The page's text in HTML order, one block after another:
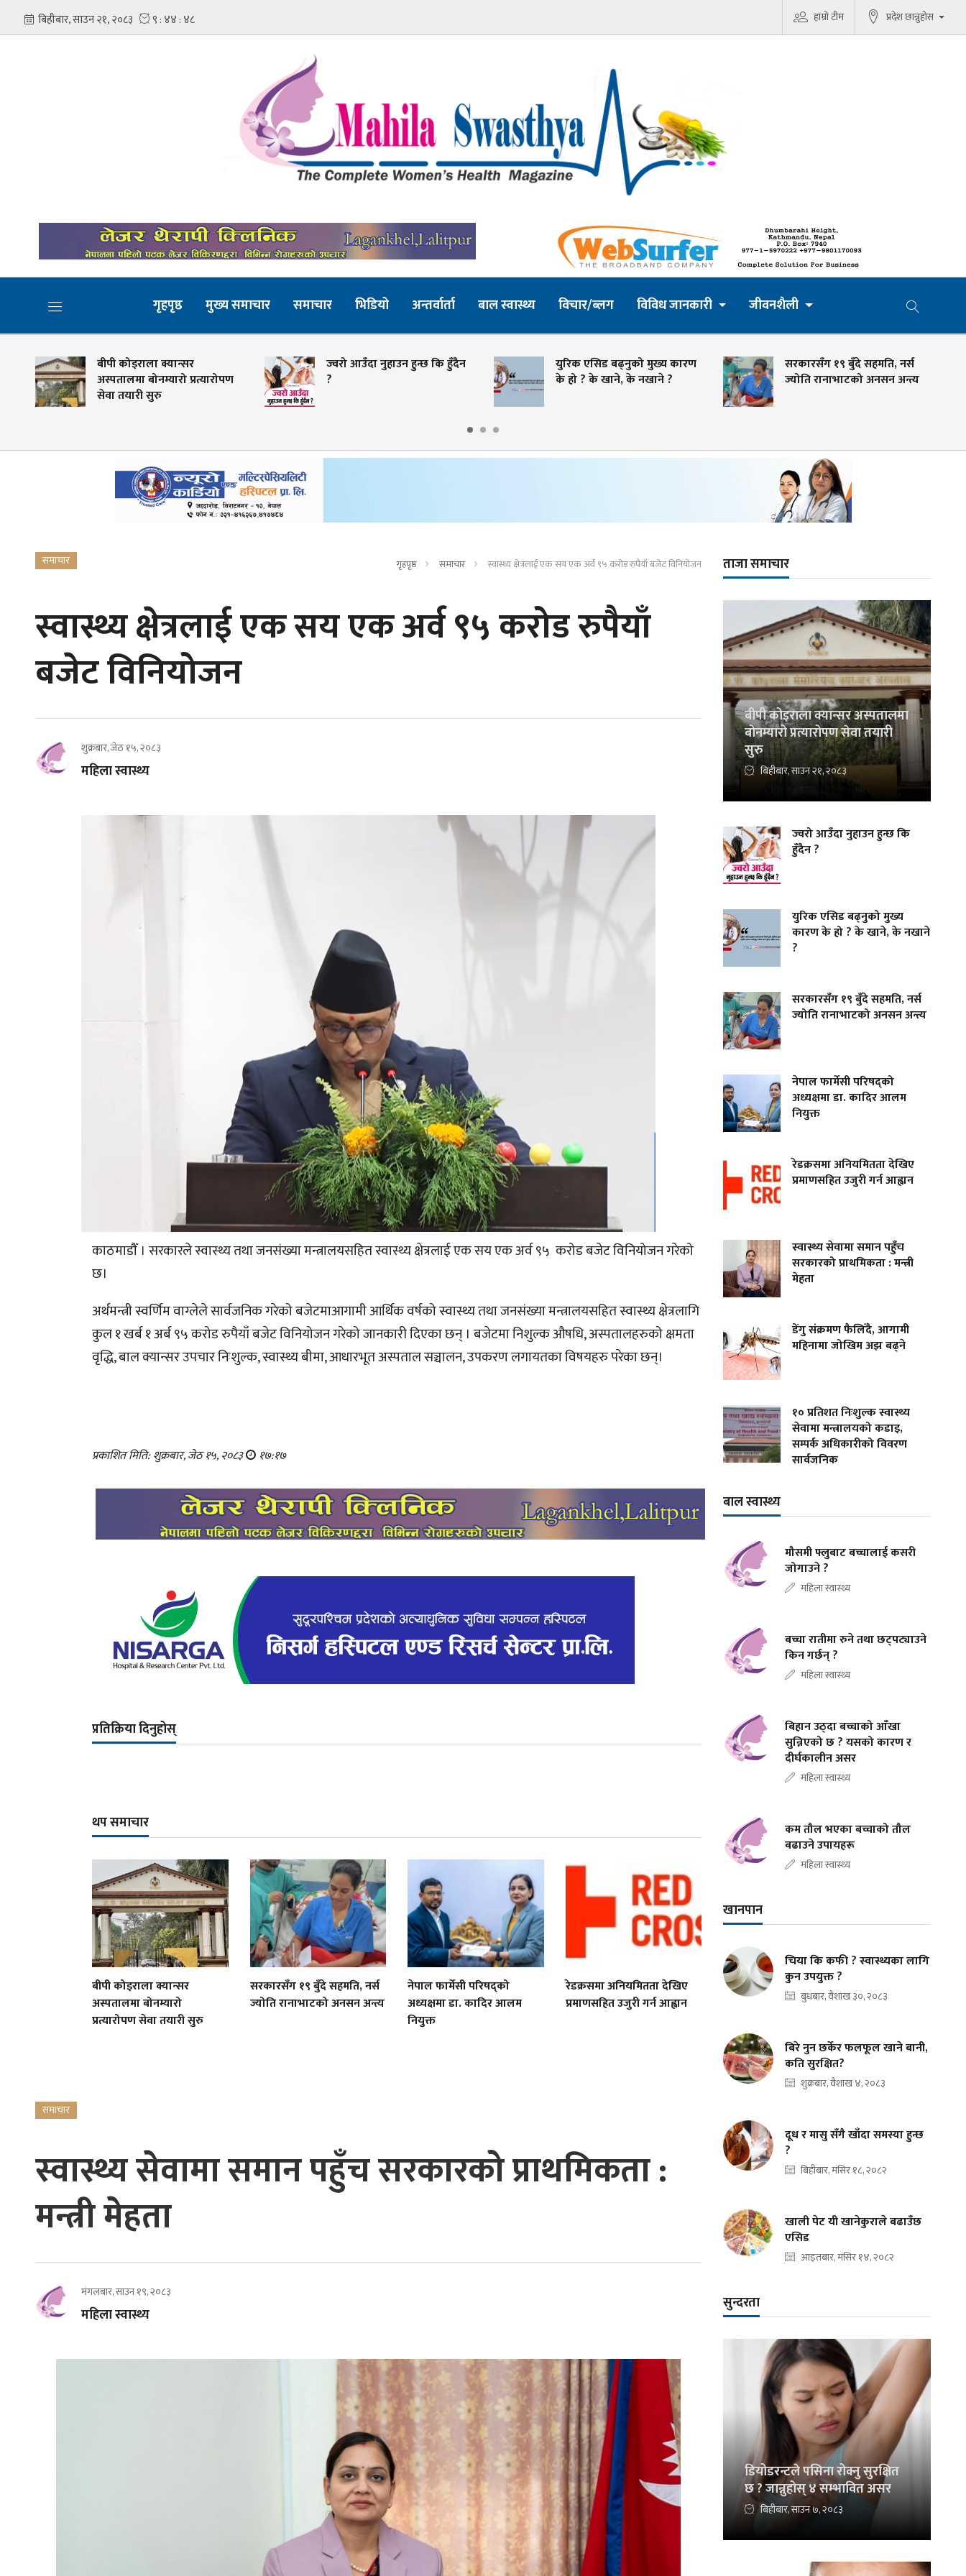
हाम्रो टीम प्रदेश छान्नुहोस
गृहपृष्ठ मुख्य समाचार समाचार भिडियो अन्तर्वार्ता बाल स्वास्थ्य विचार/ब्लग विविध जानकारी जीवनशैली
बीपी कोइराला क्यान्सर
अस्पतालमा बोनम्यारो प्रत्यारोपण
सेवा तयारी सुरु
ज्वरो आउँदा नुहाउन हुन्छ कि हुँदैन
?
युरिक एसिड बढ्नुको मुख्य कारण
के हो ? के खाने, के नखाने ?
सरकारसँग १९ बुँदे सहमति, नर्स
ज्योति रानाभाटको अनसन अन्त्य
समाचार गृहपृष्ठ समाचार स्वास्थ्य क्षेत्रलाई एक सय एक अर्व ९५ करोड रुपैयाँ बजेट विनियोजन
स्वास्थ्य क्षेत्रलाई एक सय एक अर्व ९५ करोड रुपैयाँ
बजेट विनियोजन
शुक्रबार, जेठ १५, २०८३
महिला स्वास्थ्य
काठमाडौँ । सरकारले स्वास्थ्य तथा जनसंख्या मन्त्रालयसहित स्वास्थ्य क्षेत्रलाई एक सय एक अर्व ९५ करोड बजेट विनियोजन गरेको
छ।
अर्थमन्त्री स्वर्णिम वाग्लेले सार्वजनिक गरेको बजेटमाआगामी आर्थिक वर्षको स्वास्थ्य तथा जनसंख्या मन्त्रालयसहित स्वास्थ्य क्षेत्रलागि
कुल १ खर्ब १ अर्ब ९५ करोड रुपैयाँ बजेट विनियोजन गरेको जानकारी दिएका छन् । बजेटमा निशुल्क औषधि, अस्पतालहरुको क्षमता
वृद्धि, बाल क्यान्सर उपचार निःशुल्क, स्वास्थ्य बीमा, आधारभूत अस्पताल सञ्चालन, उपकरण लगायतका विषयहरु परेका छन्।
प्रकाशित मिति: शुक्रबार, जेठ १५, २०८३ १७:१७
प्रतिक्रिया दिनुहोस्
थप समाचार
बीपी कोइराला क्यान्सर
अस्पतालमा बोनम्यारो
प्रत्यारोपण सेवा तयारी सुरु
सरकारसँग १९ बुँदे सहमति, नर्स
ज्योति रानाभाटको अनसन अन्त्य
नेपाल फार्मेसी परिषद्को
अध्यक्षमा डा. कादिर आलम
नियुक्त
रेडक्रसमा अनियमितता देखिए
प्रमाणसहित उजुरी गर्न आह्वान
समाचार
स्वास्थ्य सेवामा समान पहुँच सरकारको प्राथमिकता :
मन्त्री मेहता
मंगलबार, साउन १९, २०८३
महिला स्वास्थ्य
ताजा समाचार
बीपी कोइराला क्यान्सर अस्पतालमा
बोनम्यारो प्रत्यारोपण सेवा तयारी
सुरु
बिहीबार, साउन २१, २०८३
ज्वरो आउँदा नुहाउन हुन्छ कि
हुँदैन ?
युरिक एसिड बढ्नुको मुख्य
कारण के हो ? के खाने, के नखाने
?
सरकारसँग १९ बुँदे सहमति, नर्स
ज्योति रानाभाटको अनसन अन्त्य
नेपाल फार्मेसी परिषद्को
अध्यक्षमा डा. कादिर आलम
नियुक्त
रेडक्रसमा अनियमितता देखिए
प्रमाणसहित उजुरी गर्न आह्वान
स्वास्थ्य सेवामा समान पहुँच
सरकारको प्राथमिकता : मन्त्री
मेहता
डेंगु संक्रमण फैलिँदै, आगामी
महिनामा जोखिम अझ बढ्ने
१० प्रतिशत निःशुल्क स्वास्थ्य
सेवामा मन्त्रालयको कडाइ,
सम्पर्क अधिकारीको विवरण
सार्वजनिक
बाल स्वास्थ्य
मौसमी फ्लुबाट बच्चालाई कसरी
जोगाउने ?
महिला स्वास्थ्य
बच्चा रातीमा रुने तथा छट्पट्याउने
किन गर्छन् ?
महिला स्वास्थ्य
बिहान उठ्दा बच्चाको आँखा
सुन्निएको छ ? यसको कारण र
दीर्घकालीन असर
महिला स्वास्थ्य
कम तौल भएका बच्चाको तौल
बढाउने उपायहरू
महिला स्वास्थ्य
खानपान
चिया कि कफी ? स्वास्थ्यका लागि
कुन उपयुक्त ?
बुधबार, वैशाख ३०, २०८३
बिरे नुन छर्केर फलफूल खाने बानी,
कति सुरक्षित?
शुक्रबार, वैशाख ४, २०८३
दूध र मासु सँगै खाँदा समस्या हुन्छ
?
बिहीबार, मंसिर १८, २०८२
खाली पेट यी खानेकुराले बढाउँछ
एसिड
आइतबार, मंसिर १४, २०८२
सुन्दरता
डियोडरन्टले पसिना रोक्नु सुरक्षित
छ ? जान्नुहोस् ४ सम्भावित असर
बिहीबार, साउन ७, २०८३